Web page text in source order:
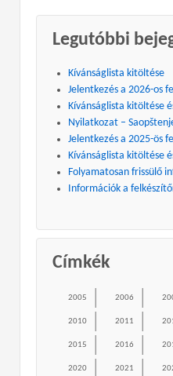
Legutóbbi
Kívánságlista kitöltése
Jelentkezés a 2026-os
Kívánságlista kitöltése
Nyilatkozat –
Jelentkezés a 2025-ös
Kívánságlista kitöltése
Folyamatosan frissülő
Információk a
Címkék
2005 2006
2010 2011
2015 2016
2020 2021